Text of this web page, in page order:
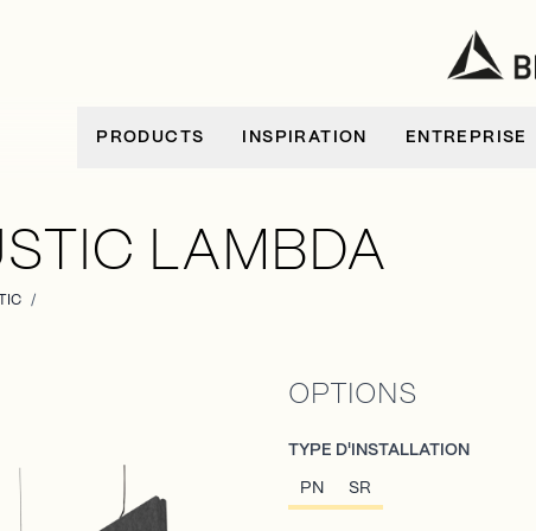
PRODUCTS INSPIRATION ENTREPRISE
LAMBDA
/
OPTIONS
TYPE D'INSTALLATION
PN SR